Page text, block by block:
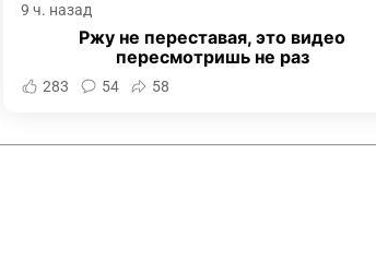
9 ч. назад
Ржу не переставая, это видео
пересмотришь не раз
283 54 58